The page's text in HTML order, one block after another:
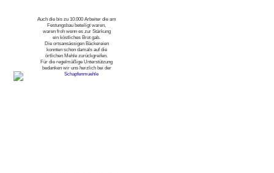
Auch die bis zu 10.000 Arbeiter die am
Festungsbau beteiligt waren,
waren froh wenn es zur Stärkung
ein köstliches Brot gab.
Die ortsansässigen Bäckereien
konnten schon damals auf die
örtlichen Mehle zurückgreifen.
Für die regelmäßige Unterstützung
bedanken wir uns herzlich bei der